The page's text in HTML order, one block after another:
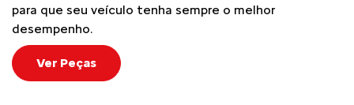
para que seu veículo tenha sempre o melhor
desempenho.
Ver Peças